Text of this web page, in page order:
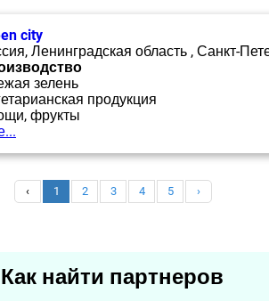
city
Ленинградская область , Санкт-
зелень
продукция
фрукты
‹ 1 2 3 4 5 ›
Как найти партнеров